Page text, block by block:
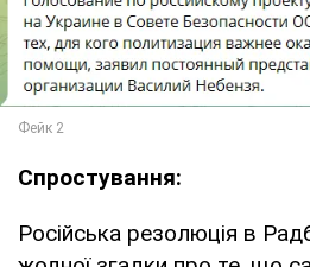
Спростування:
Російська резолюція в